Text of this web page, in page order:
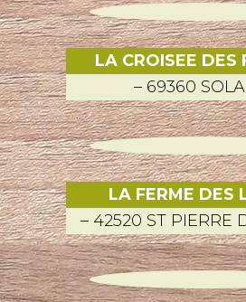
LA CROISEE DES
– 69360
LA FERME DES
– 42520 ST PIERRE